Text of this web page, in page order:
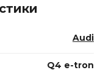
Audi
Q4 e-tron